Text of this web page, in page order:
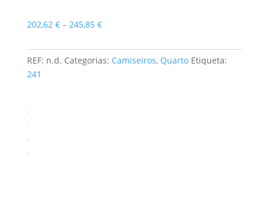
202,62 € – 245,85 €Price
202,62 €
through
REF: n.d. Categorias: Camiseiros, Quarto Etiqueta:
241